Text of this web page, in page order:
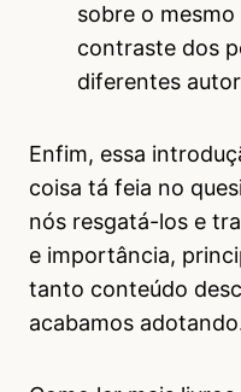
sobre o
contraste dos
diferentes
Enfim, essa
coisa tá feia no
nós resgatá-los e
e importância,
tanto conteúdo
acabamos